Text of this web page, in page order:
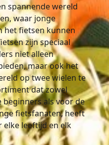
spannende wereld
waar jonge
het fietsen kunnen
zijn speciaal
niet alleen
maar ook het
op twee wielen te
dat zowel
beginners als voor de
fietsfanaten, heeft
elke leeftijd en elk